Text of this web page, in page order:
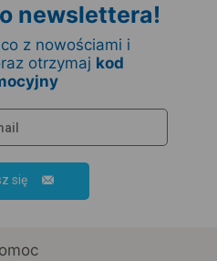
newslettera!
z nowościami i
otrzymaj kod
się